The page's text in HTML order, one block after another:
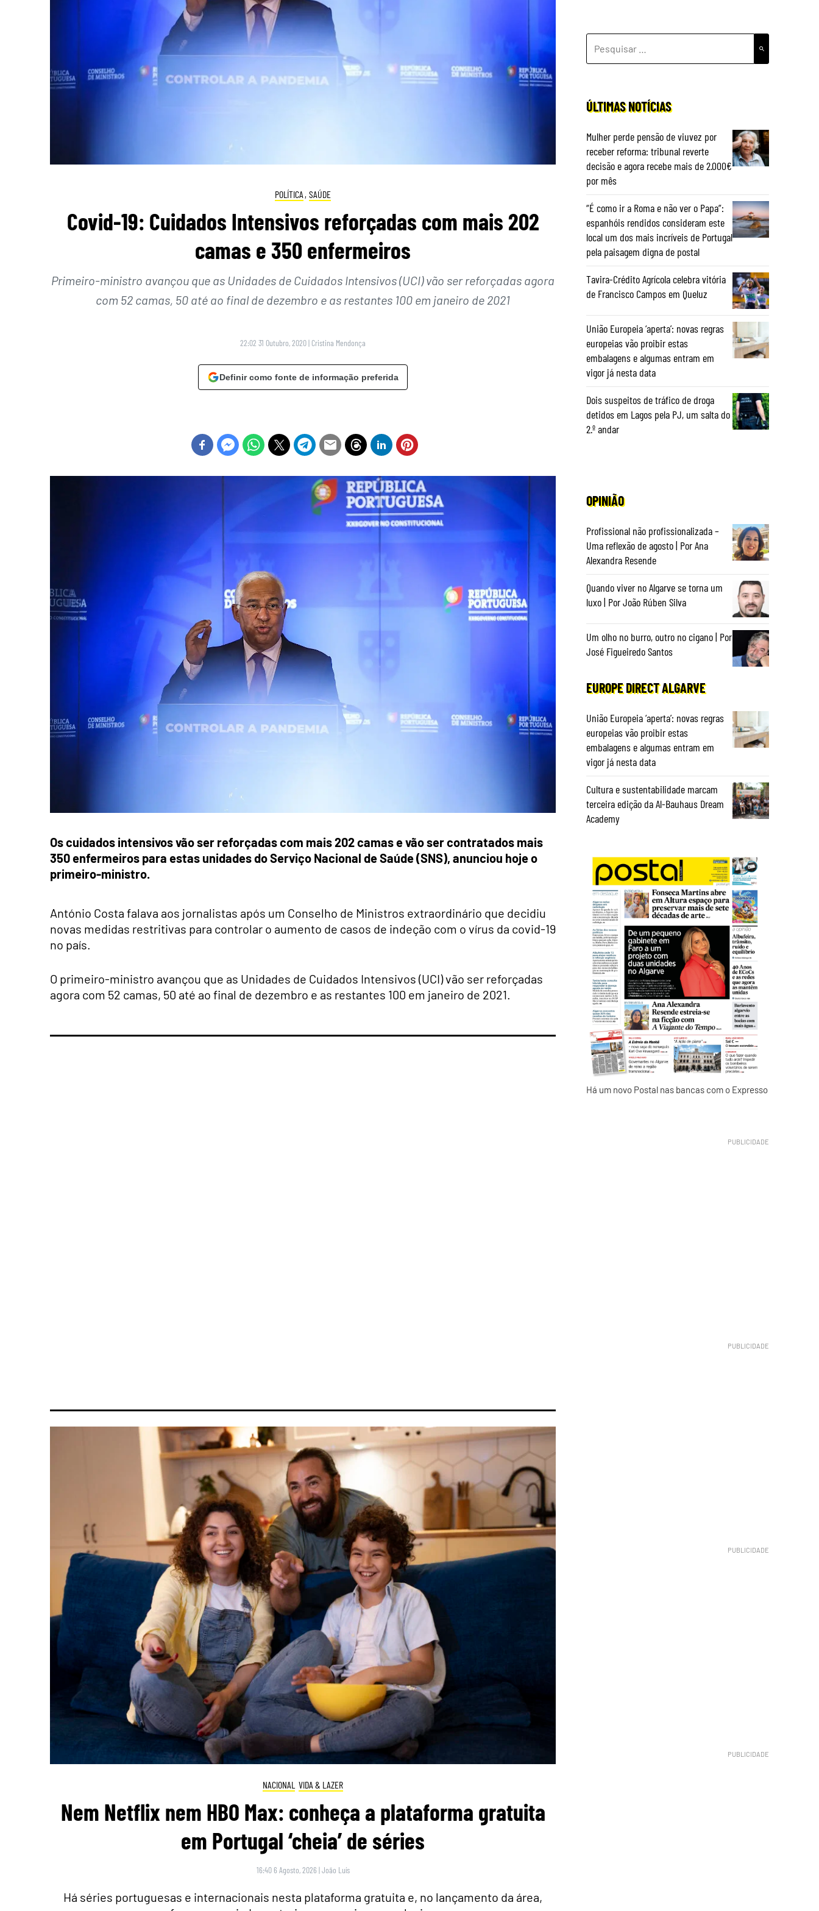
POLÍTICA , SAÚDE
Covid-19: Cuidados Intensivos reforçadas com mais 202
camas e 350 enfermeiros
Primeiro-ministro avançou que as Unidades de Cuidados Intensivos (UCI) vão ser reforçadas agora
com 52 camas, 50 até ao final de dezembro e as restantes 100 em janeiro de 2021
22:02 31 Outubro, 2020| Cristina Mendonça
Definir como fonte de informação preferida
Os cuidados intensivos vão ser reforçadas com mais 202 camas e vão ser contratados mais
350 enfermeiros para estas unidades do Serviço Nacional de Saúde (SNS), anunciou hoje o
primeiro-ministro.
António Costa falava aos jornalistas após um Conselho de Ministros extraordinário que decidiu
novas medidas restritivas para controlar o aumento de casos de indeção com o vírus da covid-19
no país.
O primeiro-ministro avançou que as Unidades de Cuidados Intensivos (UCI) vão ser reforçadas
agora com 52 camas, 50 até ao final de dezembro e as restantes 100 em janeiro de 2021.
NACIONAL VIDA & LAZER
Nem Netflix nem HBO Max: conheça a plataforma gratuita
em Portugal ‘cheia’ de séries
16:40 6 Agosto, 2026 |João Luís
Há séries portuguesas e internacionais nesta plataforma gratuita e, no lançamento da área,
POR:
ÚLTIMAS NOTÍCIAS
Mulher perde pensão de viuvez por
receber reforma: tribunal reverte
decisão e agora recebe mais de 2.000€
por mês
“É como ir a Roma e não ver o Papa”:
espanhóis rendidos consideram este
local um dos mais incríveis de Portugal
pela paisagem digna de postal
Tavira-Crédito Agrícola celebra vitória
de Francisco Campos em Queluz
União Europeia ‘aperta’: novas regras
europeias vão proibir estas
embalagens e algumas entram em
vigor já nesta data
Dois suspeitos de tráfico de droga
detidos em Lagos pela PJ, um salta do
2.º andar
OPINIÃO
Profissional não profissionalizada –
Uma reflexão de agosto | Por Ana
Alexandra Resende
Quando viver no Algarve se torna um
luxo | Por João Rúben Silva
Um olho no burro, outro no cigano | Por
José Figueiredo Santos
EUROPE DIRECT ALGARVE
União Europeia ‘aperta’: novas regras
europeias vão proibir estas
embalagens e algumas entram em
vigor já nesta data
Cultura e sustentabilidade marcam
terceira edição da Al-Bauhaus Dream
Academy
Há um novo Postal nas bancas com o Expresso